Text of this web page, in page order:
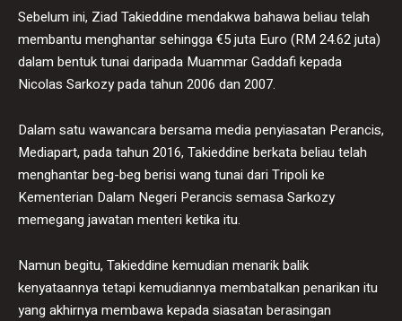
Sebelum ini, Ziad Takieddine mendakwa bahawa beliau telah
membantu menghantar sehingga €5 juta Euro (RM 24.62 juta)
dalam bentuk tunai daripada Muammar Gaddafi kepada
Nicolas Sarkozy pada tahun 2006 dan 2007.
Dalam satu wawancara bersama media penyiasatan Perancis,
Mediapart, pada tahun 2016, Takieddine berkata beliau telah
menghantar beg-beg berisi wang tunai dari Tripoli ke
Kementerian Dalam Negeri Perancis semasa Sarkozy
memegang jawatan menteri ketika itu.
Namun begitu, Takieddine kemudian menarik balik
kenyataannya tetapi kemudiannya membatalkan penarikan itu
yang akhirnya membawa kepada siasatan berasingan